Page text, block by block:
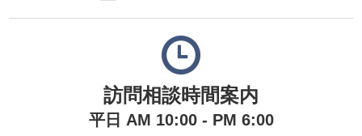
訪問相談時間案内
平日 AM 10:00 - PM 6:00